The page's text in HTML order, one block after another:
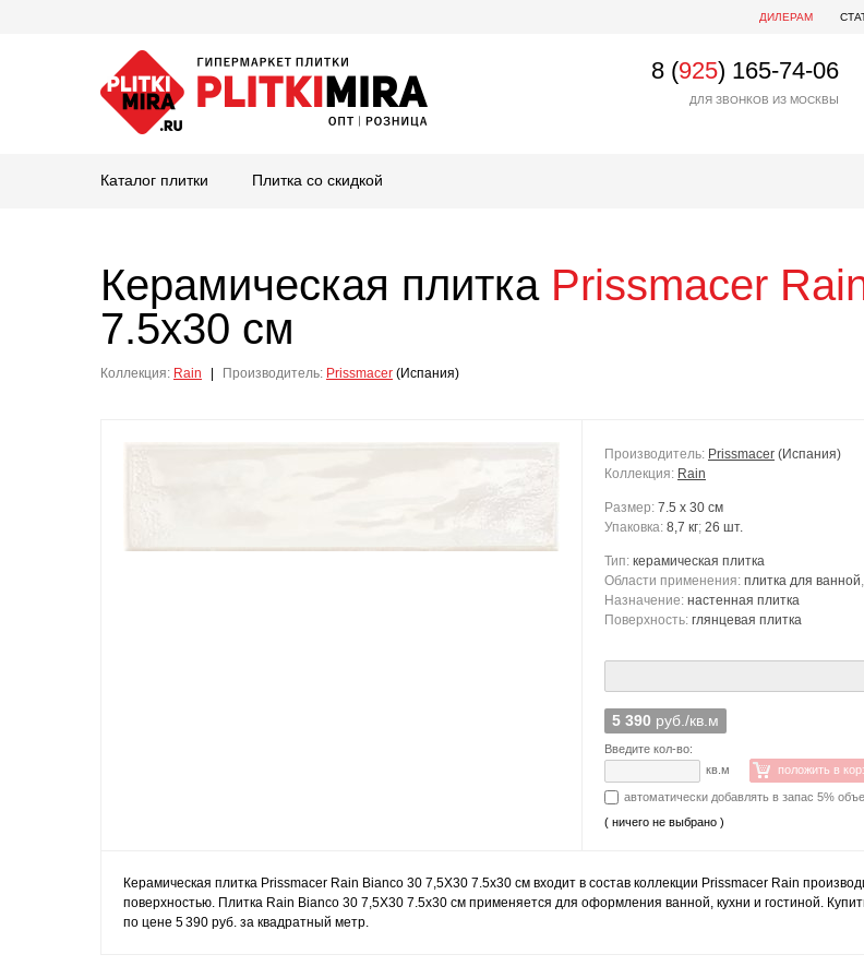
ДИЛЕРАМ
8 (925) 165-74-06
ДЛЯ ЗВОНКОВ ИЗ МОСКВЫ
Каталог плитки Плитка со скидкой
Керамическая плитка Prissmacer
7.5x30 см
Коллекция: Rain Производитель: Prissmacer (Испания)
Производитель: Prissmacer (Испания)
Коллекция: Rain
Размер: 7.5 x 30 см
Упаковка: 8,7 кг; 26 шт.
Тип: керамическая плитка
Области применения: плитка для ванной,
Назначение: настенная плитка
Поверхность: глянцевая плитка
5 390 руб./кв.м
Введите кол-во:
кв.м
положить в
автоматически добавлять в запас 5%
( ничего не выбрано )
Керамическая плитка Prissmacer Rain Bianco 30 7,5X30 7.5x30 см входит в состав коллекции Prissmacer Rain
поверхностью. Плитка Rain Bianco 30 7,5X30 7.5x30 см применяется для оформления ванной, кухни и гостиной.
по цене 5 390 руб. за квадратный метр.